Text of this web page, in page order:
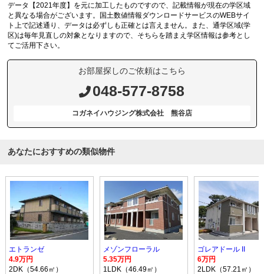
データ【2021年度】を元に加工したものですので、記載情報が現在の学区域
と異なる場合がございます。国土数値情報ダウンロードサービスのWEBサイ
ト上で記述通り、データは必ずしも正確とは言えません。また、通学区域(学
区)は毎年見直しの対象となりますので、そちらを踏まえ学区情報は参考とし
てご活用下さい。
お部屋探しのご依頼はこちら
048-577-8758
コガネイハウジング株式会社 熊谷店
あなたにおすすめの類似物件
エトランゼ
4.9万円
2DK（54.66㎡）
メゾンフローラル
5.35万円
1LDK（46.49㎡）
ゴレアドール II
6万円
2LDK（57.21㎡）